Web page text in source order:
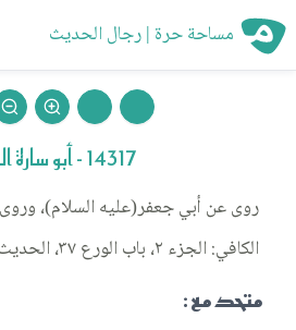
مساحة حرة | رجال الحديث
14317 - أبو سارة الغزال
روى عن أبي جعفر(عليه السلام)،
الكافي: الجزء ٢، باب الورع ٣٧، الحديث ٧.
متحد مع :